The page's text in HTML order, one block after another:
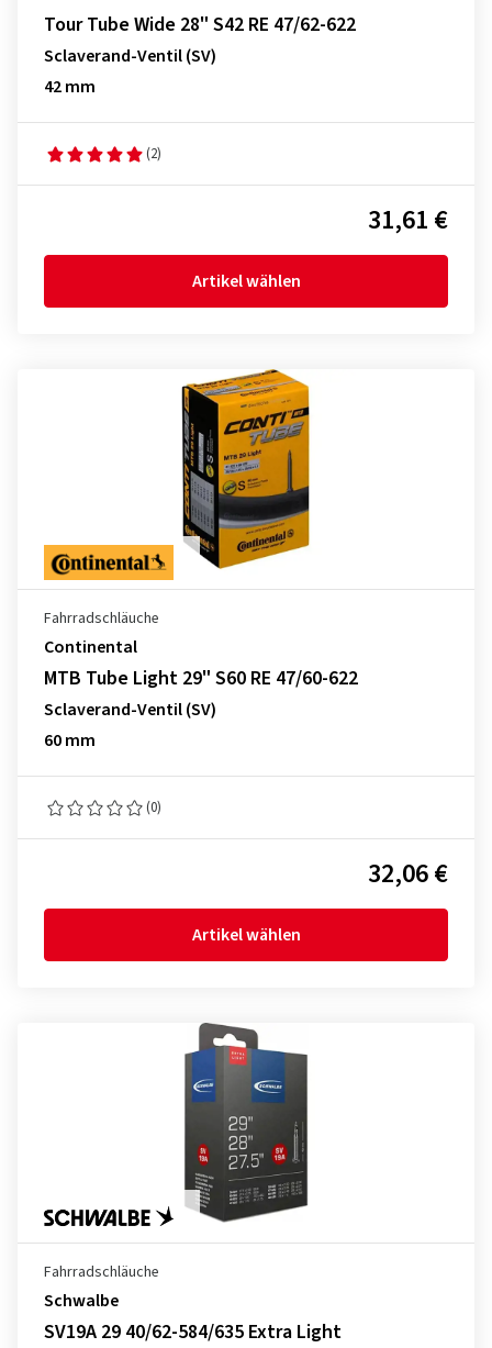
Tour Tube Wide 28" S42 RE 47/62-622
Sclaverand-Ventil (SV)
42 mm
(2)
31,61 €
Artikel wählen
Fahrradschläuche
Continental
MTB Tube Light 29" S60 RE 47/60-622
Sclaverand-Ventil (SV)
60 mm
(0)
32,06 €
Artikel wählen
Fahrradschläuche
Schwalbe
SV19A 29 40/62-584/635 Extra Light